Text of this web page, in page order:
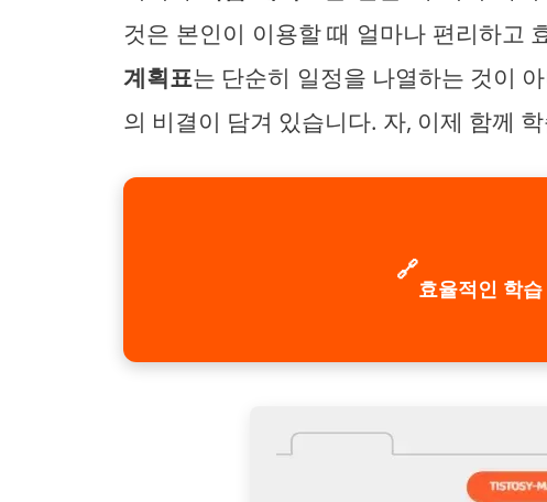
것은 본인이 이용할 때 얼마나 편리하고
계획표는 단순히 일정을 나열하는 것이
의 비결이 담겨 있습니다. 자, 이제 함께
🔗
효율적인 학